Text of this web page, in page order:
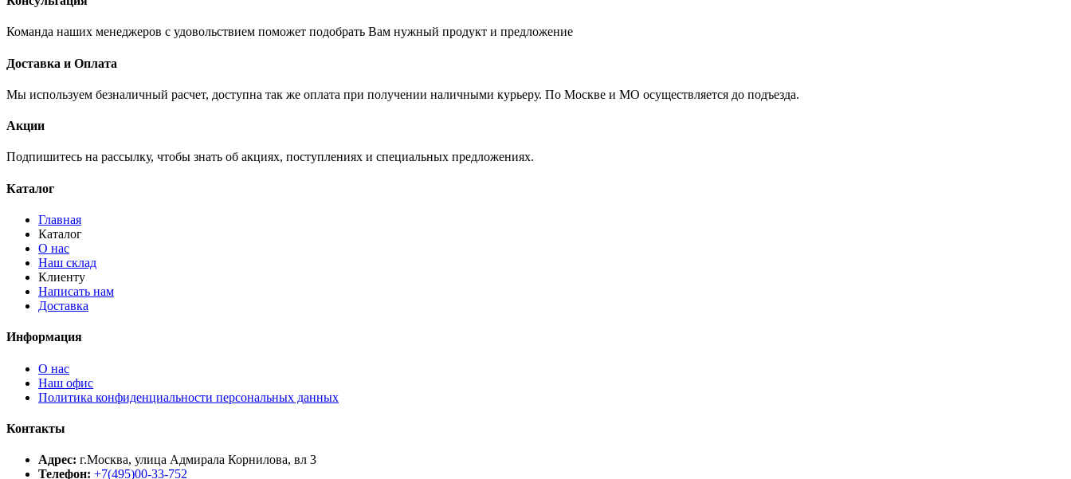
Команда наших менеджеров с удовольствием поможет подобрать Вам нужный продукт и предложение
Доставка и Оплата
Мы используем безналичный расчет, доступна так же оплата при получении наличными курьеру. По Москве и МО осуществляется до подъезда.
Акции
Подпишитесь на рассылку, чтобы знать об акциях, поступлениях и специальных предложениях.
Каталог
Главная
Каталог
О нас
Наш склад
Клиенту
Написать нам
Доставка
Информация
О нас
Наш офис
Политика конфиденциальности персональных данных
Контакты
Адрес: г.Москва, улица Адмирала Корнилова, вл 3
Телефон: +7(495)00-33-752